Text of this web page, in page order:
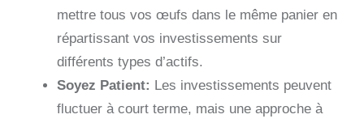
mettre tous vos œufs dans le même panier en
répartissant vos investissements sur
différents types d’actifs.
Soyez Patient: Les investissements peuvent
fluctuer à court terme, mais une approche à